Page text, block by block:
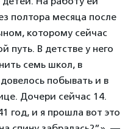
полтора месяца после
которому сейчас
путь. В детстве у него
семь школ, в
побывать и в
Дочери сейчас 14.
год, и я прошла вот это